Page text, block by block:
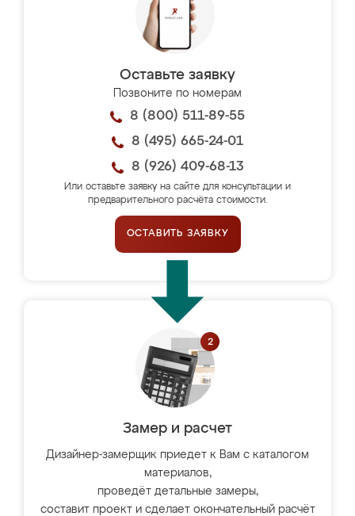
Оставьте заявку
Позвоните по номерам
8 (800) 511-89-55
8 (495) 665-24-01
8 (926) 409-68-13
Или оставьте заявку на сайте для консультации и
предварительного расчёта стоимости.
ОСТАВИТЬ ЗАЯВКУ
Замер и расчет
Дизайнер-замерщик приедет к Вам с каталогом
материалов,
проведёт детальные замеры,
составит проект и сделает окончательный расчёт